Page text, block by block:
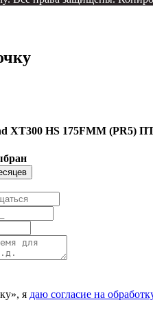
XT300 HS 175FMM (PR5)
я даю согласие на